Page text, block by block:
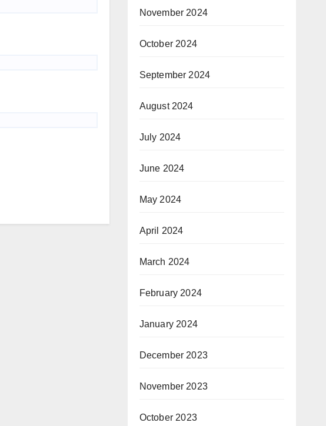
November 2024
October 2024
September 2024
August 2024
July 2024
June 2024
May 2024
April 2024
March 2024
February 2024
January 2024
December 2023
November 2023
October 2023